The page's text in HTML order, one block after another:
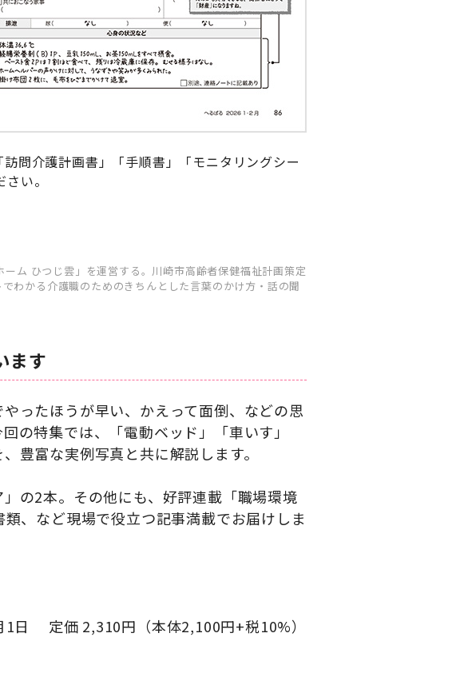
問介護計画書」「手順書」「モニタリングシー
い。
ム ひつじ雲」を運営する。川崎市高齢者保健福祉計画策定
わかる介護職のためのきちんとした言葉のかけ方・話の聞
ます
ったほうが早い、かえって面倒、などの思
の特集では、「電動ベッド」「車いす」
豊富な実例写真と共に解説します。
の2本。その他にも、好評連載「職場環境
、など現場で役立つ記事満載でお届けしま
1日 定価 2,310円（本体2,100円+税10%）